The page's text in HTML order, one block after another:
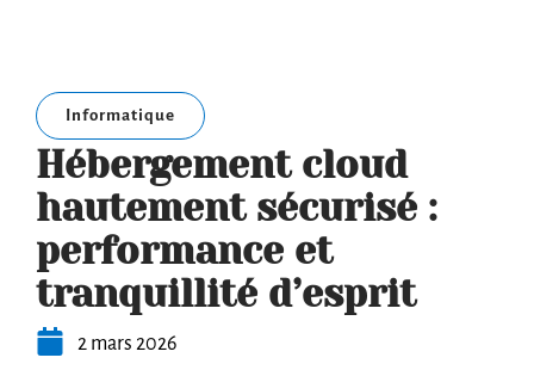
Informatique
Hébergement cloud
hautement sécurisé :
performance et
tranquillité d’esprit
2 mars 2026